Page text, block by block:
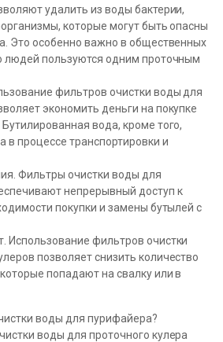
удалить из воды бактерии,
которые могут быть опасны
Это особенно важно в общественных
людей пользуются одним проточным
фильтров очистки воды для
экономить деньги на покупке
вода, кроме того,
в процессе транспортировки и
Фильтры очистки воды для
непрерывный доступ к
покупки и замены бутылей с
Использование фильтров очистки
позволяет снизить количество
попадают на свалку или в
воды для пурифайера?
воды для проточного кулера